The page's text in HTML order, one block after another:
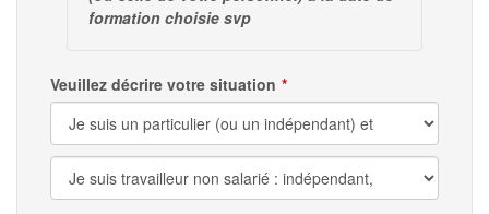
formation choisie svp
Veuillez décrire votre situation